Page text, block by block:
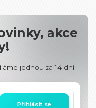
akce
jednou za 14 dní.
Přihlásit se